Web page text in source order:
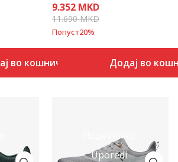
во кошничка
9.352 MKD
11.690MKD
Попуст20%
Додај во
Подетално
Uporedi